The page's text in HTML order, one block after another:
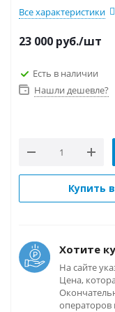
Все характеристики
23 000 руб./шт
Есть в наличии
Нашли дешевле?
Купить
Хотите
На сайте
Цена,
операторов